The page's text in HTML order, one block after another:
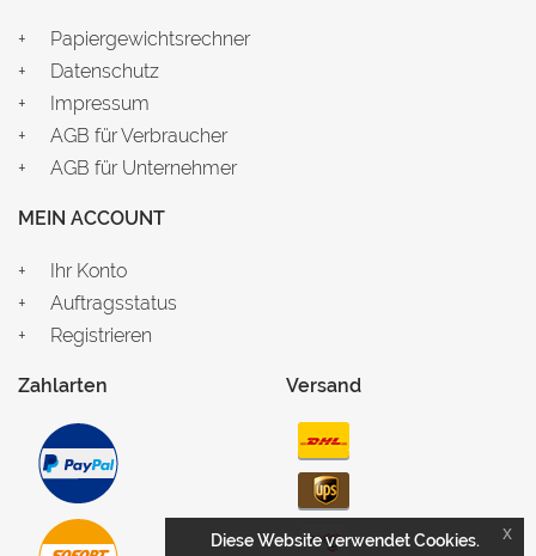
Papiergewichtsrechner
Datenschutz
Impressum
AGB für Verbraucher
AGB für Unternehmer
MEIN ACCOUNT
Ihr Konto
Auftragsstatus
Registrieren
Zahlarten Versand
Diese Website verwendet Cookies. x